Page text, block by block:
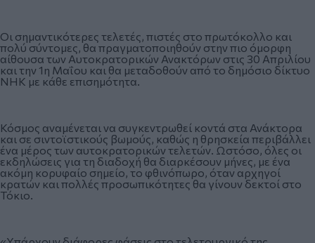
Οι σημαντικότερες τελετές, πιστές στο πρωτόκολλο και
πολύ σύντομες, θα πραγματοποιηθούν στην πιο όμορφη
αίθουσα των Αυτοκρατορικών Ανακτόρων στις 30 Απριλίου
και την 1η Μαΐου και θα μεταδοθούν από το δημόσιο δίκτυο
NHK με κάθε επισημότητα.
Κόσμος αναμένεται να συγκεντρωθεί κοντά στα Ανάκτορα
και σε σιντοϊστικούς βωμούς, καθώς η θρησκεία περιβάλλει
ένα μέρος των αυτοκρατορικών τελετών. Ωστόσο, όλες οι
εκδηλώσεις για τη διαδοχή θα διαρκέσουν μήνες, με ένα
ακόμη κορυφαίο σημείο, το φθινόπωρο, όταν αρχηγοί
κρατών και πολλές προσωπικότητες θα γίνουν δεκτοί στο
Τόκιο.